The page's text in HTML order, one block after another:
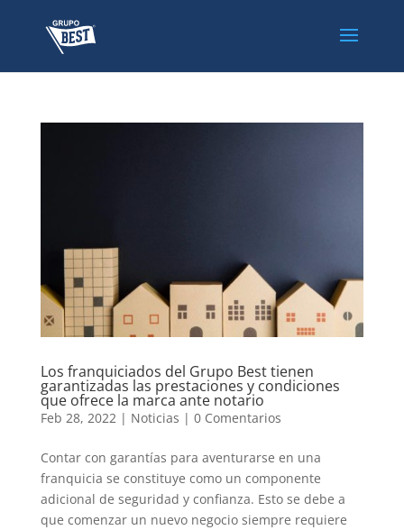
Los franquiciados del Grupo Best tienen
garantizadas las prestaciones y condiciones
que ofrece la marca ante notario
Feb 28, 2022| Noticias | 0 Comentarios
Contar con garantías para aventurarse en una
franquicia se constituye como un componente
adicional de seguridad y confianza. Esto se debe a
que comenzar un nuevo negocio siempre requiere